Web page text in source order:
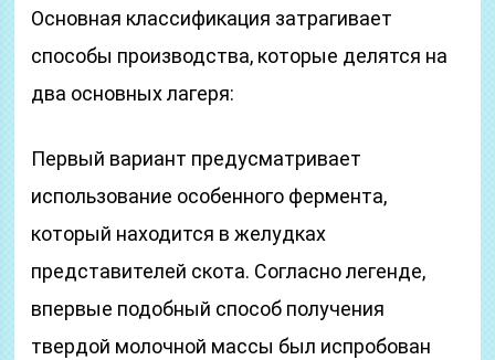
Основная классификация затрагивает
способы производства, которые делятся на
два основных лагеря:
Первый вариант предусматривает
использование особенного фермента,
который находится в желудках
представителей скота. Согласно легенде,
впервые подобный способ получения
твердой молочной массы был испробован